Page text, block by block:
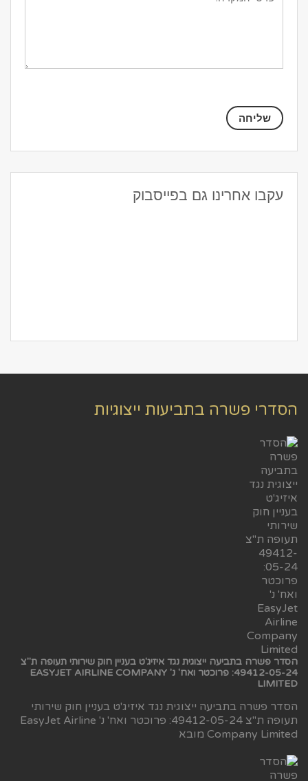
עקבו אחרינו גם בפייסבוק
הסדרי פשרה בתביעות ייצוגיות
הסדר פשרה בתביעה ייצוגית נגד איזיג'ט בעניין חוק שירותי תעופה ת"צ
49412-05-24: פרוכטר ואח' נ' EASYJET AIRLINE COMPANY
LIMITED
הסדר פשרה בתביעה ייצוגית נגד איזיג'ט בעניין חוק שירותי
תעופה ת"צ 49412-05-24: פרוכטר ואח' נ' EasyJet Airline
Company Limited מובא